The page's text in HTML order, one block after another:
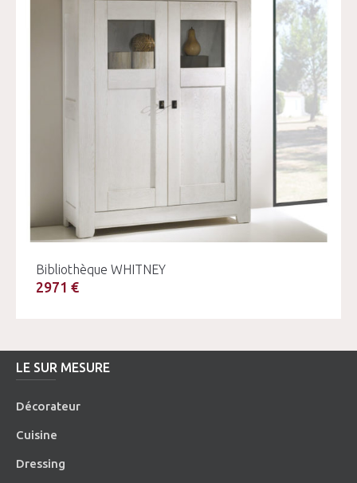
Bibliothèque WHITNEY
2971 €
LE SUR MESURE
Décorateur
Cuisine
Dressing